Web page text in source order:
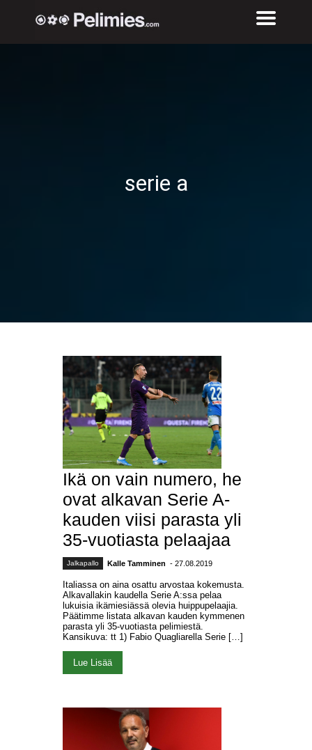
serie a
Ikä on vain numero, he
ovat alkavan Serie A-
kauden viisi parasta yli
35-vuotiasta pelaajaa
Jalkapallo Kalle Tamminen - 27.08.2019
Italiassa on aina osattu arvostaa kokemusta.
Alkavallakin kaudella Serie A:ssa pelaa
lukuisia ikämiesiässä olevia huippupelaajia.
Päätimme listata alkavan kauden kymmenen
parasta yli 35-vuotiasta pelimiestä.
Kansikuva: tt 1) Fabio Quagliarella Serie […]
Lue Lisää